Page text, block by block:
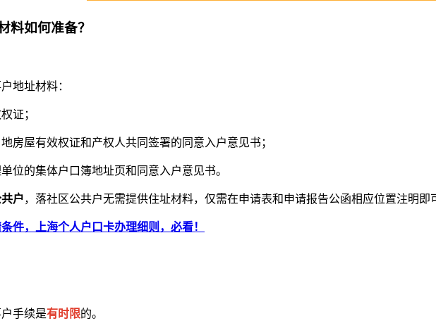
料如何准备？
地址材料：
证；
房屋有效权证和产权人共同签署的同意入户意见书；
位的集体户口簿地址页和同意入户意见书。
户，落社区公共户无需提供住址材料，仅需在申请表和申请报告公函相应位置注明即
件，上海个人户口卡办理细则，必看！
手续是有时限的。